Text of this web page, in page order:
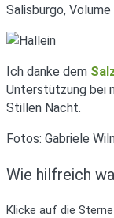
Salisburgo,
Ich danke dem
Unterstützung bei
Stillen Nacht.
Fotos: Gabriele
Wie hilfreich
Klicke auf die